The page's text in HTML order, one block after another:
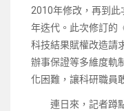
2010年修改，再到
年迭代。此次修訂的
科技結果賦權改造請
辦事保證等多維度軌
化困難，讓科研職員
連日來，記者蹲